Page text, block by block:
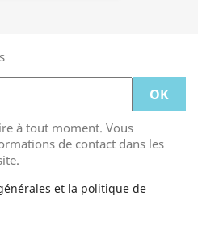
à tout moment. Vous
de contact dans les
et la politique de